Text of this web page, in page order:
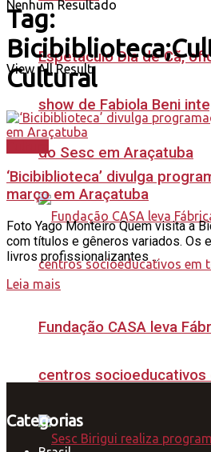
Espetáculo Dia de Cã,
show de Fabiola Beni
do Sesc em Araçatuba
Fundação CASA leva
centros
Nenhum Resultado
View All Result
Tag:
Cultural
‘Bicibiblioteca’ divulga
março em Araçatuba
Foto Yago Monteiro Quem visita a
com títulos e gêneros variados. Os
livros profissionalizantes ...
Leia mais
Categorias